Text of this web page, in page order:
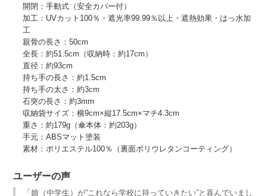
開閉：手動式（安全カバー付）
加工：UVカット100％・遮光率99.99％以上・遮熱効果・はっ水加
工
親骨の長さ：50cm
全長：約51.5cm（収納時：約17cm）
直径：約93cm
持ち手の長さ：約1.5cm
持ち手の太さ：約3cm
石突の長さ：約3mm
収納袋サイズ：横9cm×縦17.5cm×マチ4.3cm
重さ：約179g（傘本体：約203g）
手元：ABSマット塗装
素材：ポリエステル100％（裏面ポリウレタンコーティング）
ユーザーの声
「娘（中学生）が“これなら学校に持っていきたい”と喜んでいまし